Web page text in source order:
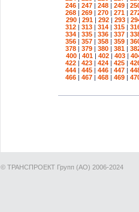
246 | 247 | 248 | 249 |
268 | 269 | 270 | 271 |
290 | 291 | 292 | 293 |
312 | 313 | 314 | 315 |
334 | 335 | 336 | 337 |
356 | 357 | 358 | 359 |
378 | 379 | 380 | 381 |
400 | 401 | 402 | 403 |
422 | 423 | 424 | 425 |
444 | 445 | 446 | 447 |
466 | 467 | 468 | 469 |
© ТРАНСПРОЕКТ Групп (АО) 2006-2024